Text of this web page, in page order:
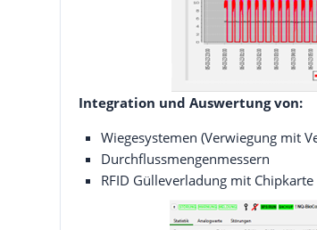
Integration und Auswertung von:
Wiegesystemen (Verwiegung mit
Durchflussmengenmessern
RFID Gülleverladung mit Chipkarte